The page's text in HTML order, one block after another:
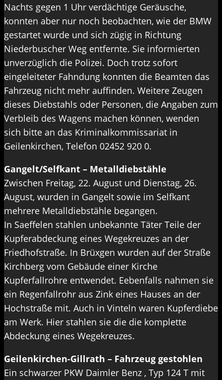
Nachts gegen 1 Uhr verdächtige Geräusche,
konnten aber nur noch beobachten, wie der BMW
gestartet wurde und sich zügig in Richtung
Niederbuscher Weg entfernte. Sie informierten
unverzüglich die Polizei. Doch trotz sofort
eingeleiteter Fahndung konnten die Beamten das
Fahrzeug nicht mehr auffinden. Weitere Zeugen
dieses Diebstahls oder Personen, die Angaben zum
Verbleib des Wagens machen können, wenden
sich bitte an das Kriminalkommissariat in
Geilenkirchen, Telefon 02452 920 0.
Gangelt/Selfkant – Metalldiebstähle
Zwischen Freitag, 22. August und Dienstag, 26.
August, wurden in Gangelt sowie im Selfkant
mehrere Metalldiebstähle begangen.
In Saeffelen stahlen unbekannte Täter Teile der
Kupferabdeckung eines Wegekreuzes an der
Friedhofstraße. In Brüxgen wurden auf der Straße
Kirchberg vom Gebäude einer Kirche
Kupferfallrohre entwendet. Eebenfalls nahmen sie
ein Regenfallrohr aus Zink eines Hauses an der
Hochstraße mit. Auch in Vinteln waren Kupferdiebe
am Werk. Hier stahlen sie die die komplette
Abdeckung eines Wegekreuzes.
Geilenkirchen-Gillrath – Fahrzeug gestohlen
Ein schwarzer PKW Daimler Benz , Typ 124 T mit